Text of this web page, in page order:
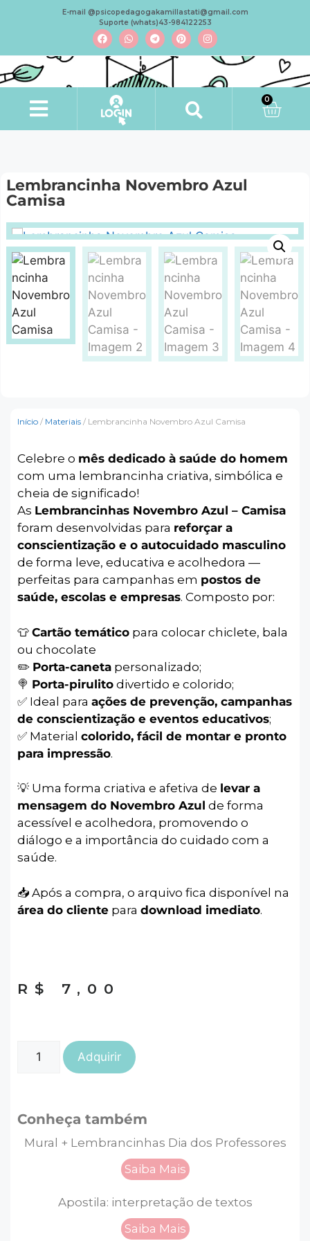
E-mail @psicopedagogakamillastati@gmail.com
Suporte (whats)43-984122253
0
Lembrancinha Novembro Azul
Camisa
Início / Materiais / Lembrancinha Novembro Azul Camisa
Celebre o mês dedicado à saúde do homem
com uma lembrancinha criativa, simbólica e
cheia de significado!
As Lembrancinhas Novembro Azul – Camisa
foram desenvolvidas para reforçar a
conscientização e o autocuidado masculino
de forma leve, educativa e acolhedora —
perfeitas para campanhas em postos de
saúde, escolas e empresas. Composto por:
👕 Cartão temático para colocar chiclete, bala
ou chocolate
✏️ Porta-caneta personalizado;
🍭 Porta-pirulito divertido e colorido;
✅ Ideal para ações de prevenção, campanhas
de conscientização e eventos educativos;
✅ Material colorido, fácil de montar e pronto
para impressão.
💡 Uma forma criativa e afetiva de levar a
mensagem do Novembro Azul de forma
acessível e acolhedora, promovendo o
diálogo e a importância do cuidado com a
saúde.
📥 Após a compra, o arquivo fica disponível na
área do cliente para download imediato.
R$ 7,00
Adquirir
Conheça também
Mural + Lembrancinhas Dia dos Professores
Saiba Mais
Apostila: interpretação de textos
Saiba Mais